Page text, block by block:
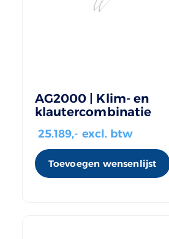
AG2000 | Klim- en
klautercombinatie
25.189,- excl. btw
Toevoegen wensenlijst